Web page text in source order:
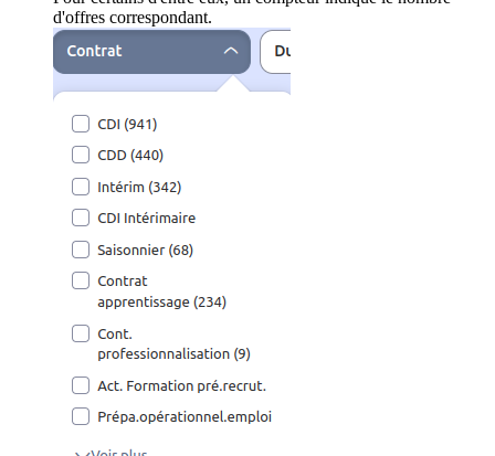
d'offres correspondant.